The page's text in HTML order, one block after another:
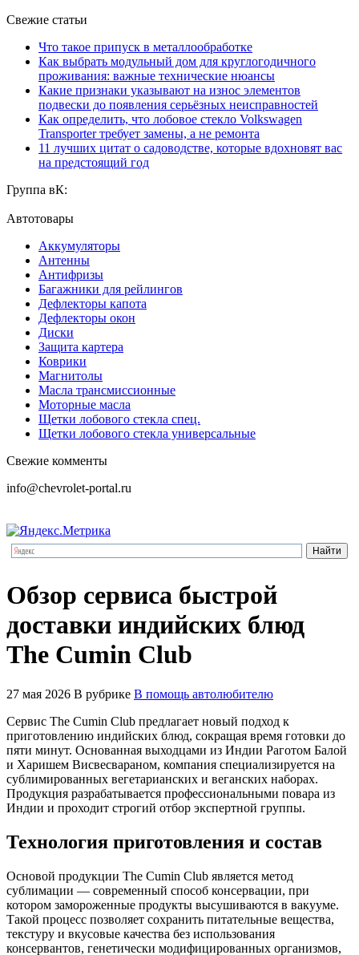
Свежие статьи
Что такое припуск в металлообработке
Как выбрать модульный дом для круглогодичного
проживания: важные технические нюансы
Какие признаки указывают на износ элементов
подвески до появления серьёзных неисправностей
Как определить, что лобовое стекло Volkswagen
Transporter требует замены, а не ремонта
11 лучших цитат о садоводстве, которые вдохновят вас
на предстоящий год
Группа вК:
Автотовары
Аккумуляторы
Антенны
Антифризы
Багажники для рейлингов
Дефлекторы капота
Дефлекторы окон
Диски
Защита картера
Коврики
Магнитолы
Масла трансмиссионные
Моторные масла
Щетки лобового стекла спец.
Щетки лобового стекла универсальные
Свежие комменты
info@chevrolet-portal.ru
Обзор сервиса быстрой
доставки индийских блюд
The Cumin Club
27 мая 2026 В рубрике В помощь автолюбителю
Сервис The Cumin Club предлагает новый подход к
приготовлению индийских блюд, сокращая время готовки до
пяти минут. Основанная выходцами из Индии Раготом Балой
и Харишем Висвесвараном, компания специализируется на
сублимированных вегетарианских и веганских наборах.
Продукция разрабатывается профессиональными повара из
Индии и проходит строгий отбор экспертной группы.
Технология приготовления и состав
Основой продукции The Cumin Club является метод
сублимации — современный способ консервации, при
котором замороженные продукты высушиваются в вакууме.
Такой процесс позволяет сохранить питательные вещества,
текстуру и вкусовые качества без использования
консервантов, генетически модифицированных организмов,